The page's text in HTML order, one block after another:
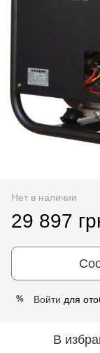
Нет в наличии
29 897
% Войти для
В